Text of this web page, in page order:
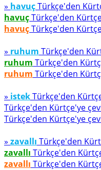
» havuçTürkçe'den
havuçTürkçe'den
havuçTürkçe'den
» ruhum Türkçe'den
ruhum Türkçe'den
ruhum Türkçe'den
» istekTürkçe'den
Türkçe'den Kürtçe'ye
Türkçe'den Kürtçe'ye
» zavallı Türkçe'den
zavallı Türkçe'den
zavallı Türkçe'den